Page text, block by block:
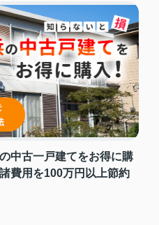
中古一戸建てをお得に購
費用を100万円以上節約